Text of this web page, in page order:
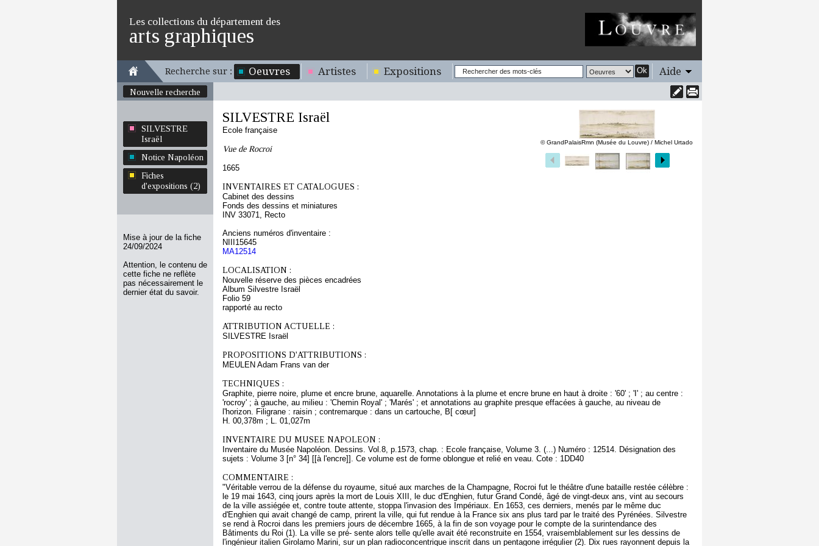
Les collections du département des
arts graphiques
Recherche sur : Oeuvres Artistes Expositions Ok Aide
Nouvelle recherche
SILVESTRE
Israël
Notice Napoléon
Fiches
d'expositions (2)
Mise à jour de la fiche
24/09/2024
Attention, le contenu de
cette fiche ne reflète
pas nécessairement le
dernier état du savoir.
© GrandPalaisRmn (Musée du Louvre) / Michel Urtado
SILVESTRE Israël
Ecole française
Vue de Rocroi
1665
INVENTAIRES ET CATALOGUES :
Cabinet des dessins
Fonds des dessins et miniatures
INV 33071, Recto
Anciens numéros d'inventaire :
NIII15645
MA12514
LOCALISATION :
Nouvelle réserve des pièces encadrées
Album Silvestre Israël
Folio 59
rapporté au recto
ATTRIBUTION ACTUELLE :
SILVESTRE Israël
PROPOSITIONS D'ATTRIBUTIONS :
MEULEN Adam Frans van der
TECHNIQUES :
Graphite, pierre noire, plume et encre brune, aquarelle. Annotations à la plume et encre brune en haut à droite : '60' ; 'I' ; au centre :
'rocroy' ; à gauche, au milieu : 'Chemin Royal' ; 'Marés' ; et annotations au graphite presque effacées à gauche, au niveau de
l'horizon. Filigrane : raisin ; contremarque : dans un cartouche, B[ cœur]
H. 00,378m ; L. 01,027m
INVENTAIRE DU MUSEE NAPOLEON :
Inventaire du Musée Napoléon. Dessins. Vol.8, p.1573, chap. : Ecole française, Volume 3. (...) Numéro : 12514. Désignation des
sujets : Volume 3 [n° 34] [[à l'encre]]. Ce volume est de forme oblongue et relié en veau. Cote : 1DD40
COMMENTAIRE :
"Véritable verrou de la défense du royaume, situé aux marches de la Champagne, Rocroi fut le théâtre d'une bataille restée célèbre :
le 19 mai 1643, cinq jours après la mort de Louis XIII, le duc d'Enghien, futur Grand Condé, âgé de vingt-deux ans, vint au secours
de la ville assiégée et, contre toute attente, stoppa l'invasion des Impériaux. En 1653, ces derniers, menés par le même duc
d'Enghien qui avait changé de camp, prirent la ville, qui fut rendue à la France six ans plus tard par le traité des Pyrénées. Silvestre
se rend à Rocroi dans les premiers jours de décembre 1665, à la fin de son voyage pour le compte de la surintendance des
Bâtiments du Roi (1). La ville se pré- sente alors telle qu'elle avait été reconstruite en 1554, vraisemblablement sur les dessins de
l'ingénieur italien Girolamo Marini, sur un plan radioconcentrique inscrit dans un pentagone irrégulier (2). Dix rues rayonnent depuis la